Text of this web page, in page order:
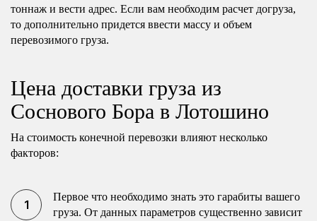
тоннаж и вести адрес. Если вам необходим расчет догруза,
то дополнительно придется ввести массу и объем
перевозимого груза.
Цена доставки груза из
Соснового Бора в Лотошино
На стоимость конечной перевозки влияют несколько
факторов:
Первое что необходимо знать это гарабиты вашего
груза. От данных параметров существенно зависит